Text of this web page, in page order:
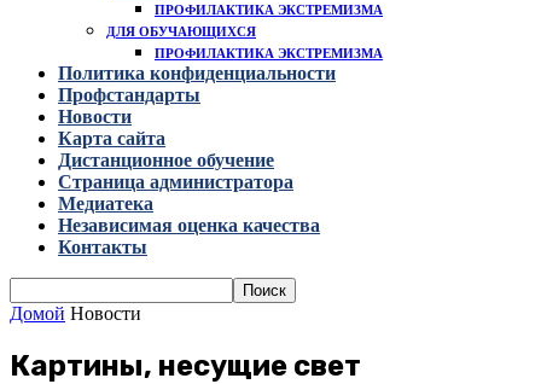
ПРОФИЛАКТИКА ЭКСТРЕМИЗМА
ДЛЯ ОБУЧАЮЩИХСЯ
ПРОФИЛАКТИКА ЭКСТРЕМИЗМА
Политика конфиденциальности
Профстандарты
Новости
Карта сайта
Дистанционное обучение
Страница администратора
Медиатека
Независимая оценка качества
Контакты
Домой Новости
Картины, несущие свет